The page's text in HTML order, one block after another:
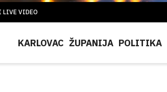
LIVE VIDEO
KARLOVAC ŽUPANIJA POLITIKA